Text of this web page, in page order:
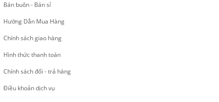
Bán buôn - Bán sỉ
Hướng Dẫn Mua Hàng
Chính sách giao hàng
Hình thức thanh toán
Chính sách đổi - trả hàng
Điều khoản dịch vụ